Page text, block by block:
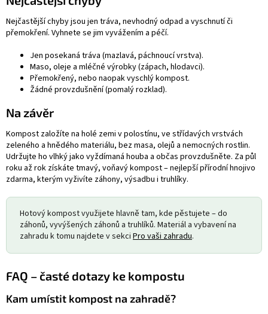
Nejčastější chyby jsou jen tráva, nevhodný odpad a vyschnutí či
přemokření. Vyhnete se jim vyvážením a péčí.
Jen posekaná tráva (mazlavá, páchnoucí vrstva).
Maso, oleje a mléčné výrobky (zápach, hlodavci).
Přemokřený, nebo naopak vyschlý kompost.
Žádné provzdušnění (pomalý rozklad).
Na závěr
Kompost založíte na holé zemi v polostínu, ve střídavých vrstvách
zeleného a hnědého materiálu, bez masa, olejů a nemocných rostlin.
Udržujte ho vlhký jako vyždímaná houba a občas provzdušněte. Za půl
roku až rok získáte tmavý, voňavý kompost – nejlepší přírodní hnojivo
zdarma, kterým vyživíte záhony, výsadbu i truhlíky.
Hotový kompost využijete hlavně tam, kde pěstujete – do
záhonů, vyvýšených záhonů a truhlíků. Materiál a vybavení na
zahradu k tomu najdete v sekci Pro vaši zahradu.
FAQ – časté dotazy ke kompostu
Kam umístit kompost na zahradě?